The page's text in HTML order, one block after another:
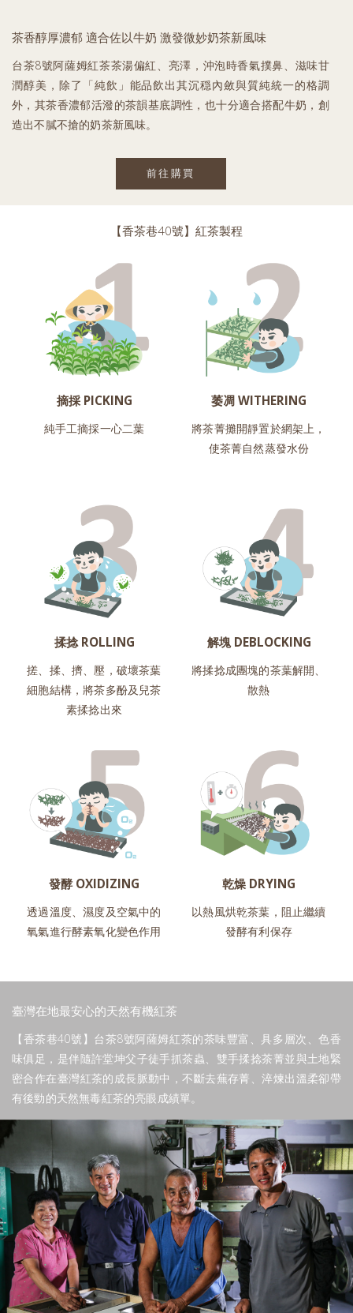
茶香醇厚濃郁 適合佐以牛奶 激發微妙奶茶新風味
台茶8號阿薩姆紅茶茶湯偏紅、亮澤，沖泡時香氣撲鼻、滋味甘
潤醇美，除了「純飲」能品飲出其沉穏內斂與質純統一的格調
外，其茶香濃郁活潑的茶韻基底調性，也十分適合搭配牛奶，創
造出不膩不搶的奶茶新風味。
前往購買
【香茶巷40號】紅茶製程
摘採 PICKING
純手工摘採一心二葉
萎凋 WITHERING
將茶菁攤開靜置於網架上，
使茶菁自然蒸發水份
揉捻 ROLLING
搓、揉、擠、壓，破壞茶葉
細胞結構，將茶多酚及兒茶
素揉捻出來
解塊 DEBLOCKING
將揉捻成團塊的茶葉解開、
散熱
發酵 OXIDIZING
透過溫度、濕度及空氣中的
氧氣進行酵素氧化變色作用
乾燥 DRYING
以熱風烘乾茶葉，阻止繼續
發酵有利保存
臺灣在地最安心的天然有機紅茶
【香茶巷40號】台茶8號阿薩姆紅茶的茶味豐富、具多層次、色香
味俱足，是伴隨許堂坤父子徒手抓茶蟲、雙手揉捻茶菁並與土地緊
密合作在臺灣紅茶的成長脈動中，不斷去蕪存菁、淬煉出溫柔卻帶
有後勁的天然無毒紅茶的亮眼成績單。